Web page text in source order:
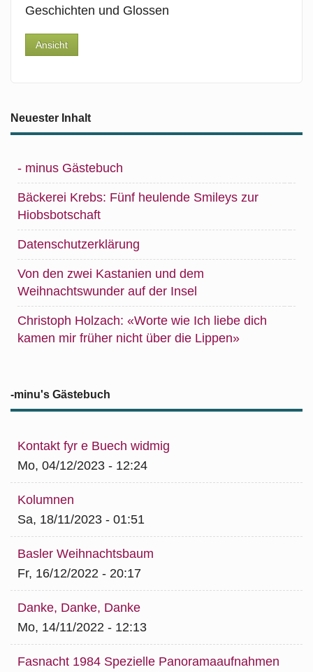
Geschichten und Glossen
Ansicht
Neuester Inhalt
- minus Gästebuch
Bäckerei Krebs: Fünf heulende Smileys zur
Hiobsbotschaft
Datenschutzerklärung
Von den zwei Kastanien und dem
Weihnachtswunder auf der Insel
Christoph Holzach: «Worte wie Ich liebe dich
kamen mir früher nicht über die Lippen»
-minu's Gästebuch
Kontakt fyr e Buech widmig
Mo, 04/12/2023 - 12:24
Kolumnen
Sa, 18/11/2023 - 01:51
Basler Weihnachtsbaum
Fr, 16/12/2022 - 20:17
Danke, Danke, Danke
Mo, 14/11/2022 - 12:13
Fasnacht 1984 Spezielle Panoramaaufnahmen